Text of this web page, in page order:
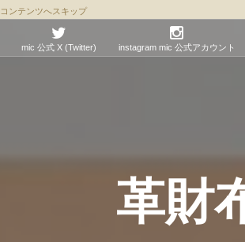
コンテンツへスキップ
mic 公式 X (Twitter) instagram mic 公式アカウント
革財